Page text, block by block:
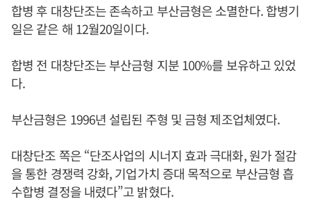
합병 후 대창단조는 존속하고 부산금형은 소멸한다. 합병기
일은 같은 해 12월20일이다.
합병 전 대창단조는 부산금형 지분 100%를 보유하고 있었
다.
부산금형은 1996년 설립된 주형 및 금형 제조업체였다.
대창단조 쪽은 “단조사업의 시너지 효과 극대화, 원가 절감
을 통한 경쟁력 강화, 기업가치 증대 목적으로 부산금형 흡
수합병 결정을 내렸다”고 밝혔다.